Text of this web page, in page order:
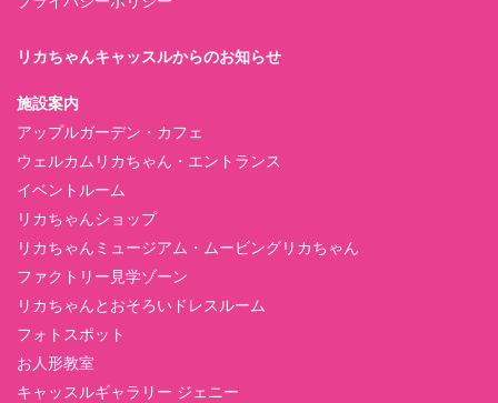
リカちゃんキャッスルからのお知らせ
施設案内
アップルガーデン・カフェ
ウェルカムリカちゃん・エントランス
イベントルーム
リカちゃんショップ
リカちゃんミュージアム・ムービングリカちゃん
ファクトリー見学ゾーン
リカちゃんとおそろいドレスルーム
フォトスポット
お人形教室
キャッスルギャラリー ジェニー